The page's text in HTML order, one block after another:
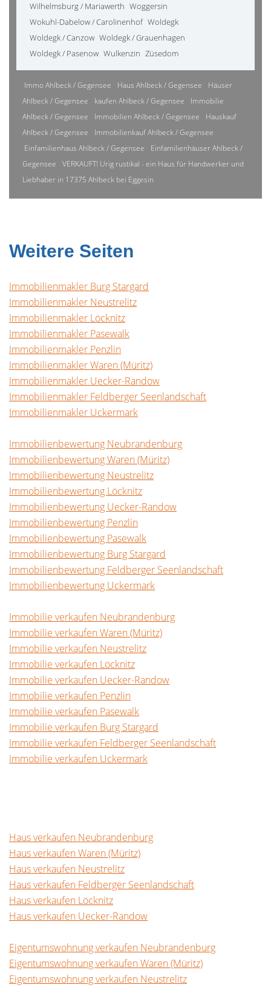
Wilhelmsburg / Mariawerth Woggersin
Wokuhl-Dabelow / Carolinenhof Woldegk
Woldegk / Canzow Woldegk / Grauenhagen
Woldegk / Pasenow Wulkenzin Züsedom
Immo Ahlbeck / Gegensee Haus Ahlbeck / Gegensee
Häuser
Ahlbeck / Gegensee
kaufen Ahlbeck / Gegensee
Immobilie
Ahlbeck / Gegensee
Immobilien Ahlbeck / Gegensee
Hauskauf
Ahlbeck / Gegensee
Immobilienkauf Ahlbeck / Gegensee
Einfamilienhaus Ahlbeck / Gegensee
Einfamilienhäuser Ahlbeck /
Gegensee
VERKAUFT! Urig rustikal - ein Haus für Handwerker und
Liebhaber in 17375 Ahlbeck bei Eggesin
Weitere Seiten
Immobilienmakler Burg Stargard
Immobilienmakler Neustrelitz
Immobilienmakler Löcknitz
Immobilienmakler Pasewalk
Immobilienmakler Penzlin
Immobilienmakler Waren (Müritz)
Immobilienmakler Uecker-Randow
Immobilienmakler Feldberger Seenlandschaft
Immobilienmakler Uckermark
Immobilienbewertung Neubrandenburg
Immobilienbewertung Waren (Müritz)
Immobilienbewertung Neustrelitz
Immobilienbewertung Löcknitz
Immobilienbewertung Uecker-Randow
Immobilienbewertung Penzlin
Immobilienbewertung Pasewalk
Immobilienbewertung Burg Stargard
Immobilienbewertung Feldberger Seenlandschaft
Immobilienbewertung Uckermark
Immobilie verkaufen Neubrandenburg
Immobilie verkaufen Waren (Müritz)
Immobilie verkaufen Neustrelitz
Immobilie verkaufen Löcknitz
Immobilie verkaufen Uecker-Randow
Immobilie verkaufen Penzlin
Immobilie verkaufen Pasewalk
Immobilie verkaufen Burg Stargard
Immobilie verkaufen Feldberger Seenlandschaft
Immobilie verkaufen Uckermark
Haus verkaufen Neubrandenburg
Haus verkaufen Waren (Müritz)
Haus verkaufen Neustrelitz
Haus verkaufen Feldberger Seenlandschaft
Haus verkaufen Löcknitz
Haus verkaufen Uecker-Randow
Eigentumswohnung verkaufen Neubrandenburg
Eigentumswohnung verkaufen Waren (Müritz)
Eigentumswohnung verkaufen Neustrelitz